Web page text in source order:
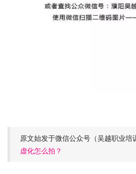
原文始发于微信公众号（吴越职业培
虚化怎么拍？